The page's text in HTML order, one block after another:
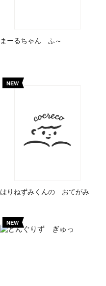
まーるちゃん ふ～
NEW
はりねずみくんの おてがみ
NEW